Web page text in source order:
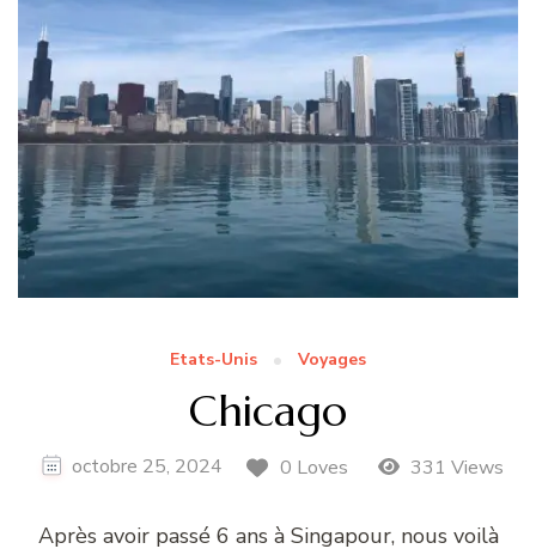
Etats-Unis Voyages
Chicago
octobre 25, 2024 0 Loves 331 Views
Après avoir passé 6 ans à Singapour, nous voilà